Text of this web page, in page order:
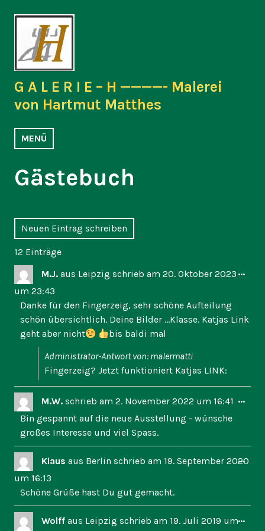
Inhalt
springen
G A L E R I E – H ————- Malerei
von Hartmut Matthes
MENÜ
Gästebuch
12 Einträge
M.J. aus Leipzig schrieb am 20. Oktober 2023
um 23:43
Danke für den Fingerzeig, sehr schöne Aufteilung
schön übersichtlich. Deine Bilder ...Klasse. Katjas Link
geht aber nicht
bis baldi mal
Administrator-Antwort von: malermatti
Fingerzeig? Jetzt funktioniert Katjas LINK:
...
M.W. schrieb am 2. November 2022 um 16:41
Bin gespannt auf die neue Ausstellung - wünsche
großes Interesse und viel Spass.
...
Klaus aus Berlin schrieb am 19. September 2020
um 16:13
Schöne Grüße hast Du gut gemacht.
...
Wolff aus Leipzig schrieb am 19. Juli 2019 um...